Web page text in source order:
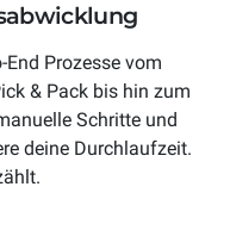
Prozesse vom
& Pack bis hin zum
Schritte und
deine Durchlaufzeit.